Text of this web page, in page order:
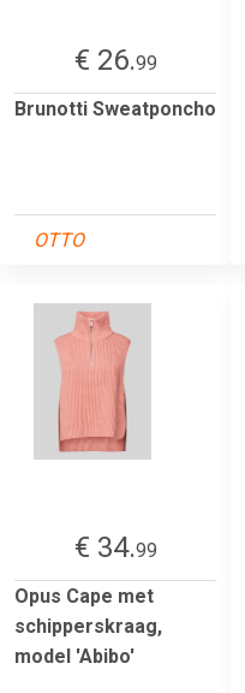
€ 26.99
Brunotti Sweatponcho
OTTO
€ 34.99
Opus Cape met
schipperskraag,
model 'Abibo'